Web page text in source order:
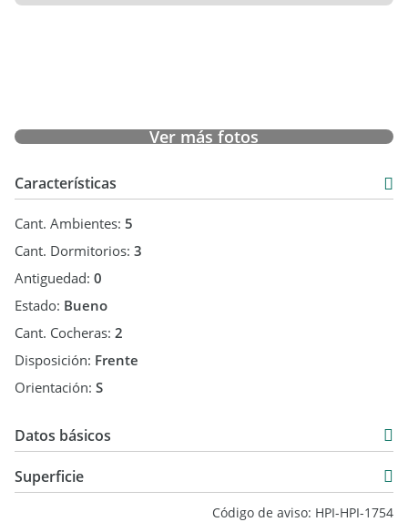
Ver más fotos
Características
Cant. Ambientes: 5
Cant. Dormitorios: 3
Antiguedad: 0
Estado: Bueno
Cant. Cocheras: 2
Disposición: Frente
Orientación: S
Datos básicos
USD 450.000
Superficie
Código de aviso: HPI-HPI-1754